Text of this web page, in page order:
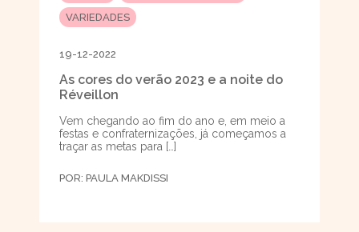
VARIEDADES
19-12-2022
As cores do verão 2023 e a noite do
Réveillon
Vem chegando ao fim do ano e, em meio a
festas e confraternizações, já começamos a
traçar as metas para […]
POR: PAULA MAKDISSI